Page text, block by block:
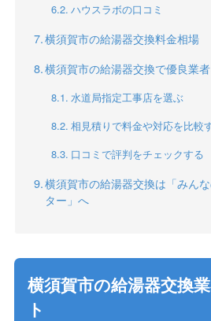
ハウスラボの口コミ
横須賀市の給湯器交換料金相場
横須賀市の給湯器交換で優良業
水道局指定工事店を選ぶ
相見積りで料金や対応を比較
口コミで評判をチェックする
横須賀市の給湯器交換は「みん
ター」へ
横須賀市の給湯器交換
ト